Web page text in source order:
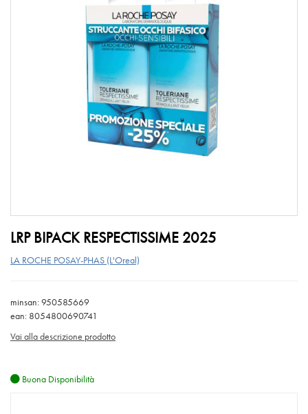
LRP BIPACK RESPECTISSIME 2025
LA ROCHE POSAY-PHAS (L'Oreal)
minsan: 950585669
ean: 8054800690741
Vai alla descrizione prodotto
Buona Disponibilità